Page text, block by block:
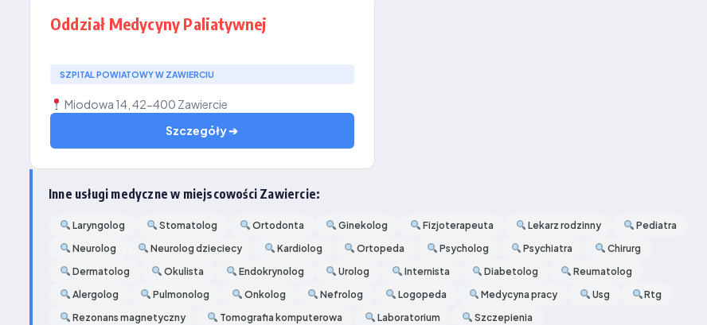
Oddział Medycyny Paliatywnej
SZPITAL POWIATOWY W ZAWIERCIU
Miodowa 14, 42-400 Zawiercie
Szczegóły ➔
Inne usługi medyczne w miejscowości Zawiercie:
Laryngolog Stomatolog Ortodonta Ginekolog Fizjoterapeuta Lekarz rodzinny
Pediatra
Neurolog
Neurolog dzieciecy Kardiolog Ortopeda Psycholog Psychiatra
Chirurg
Dermatolog
Okulista Endokrynolog Urolog Internista Diabetolog
Reumatolog
Alergolog
Pulmonolog Onkolog Nefrolog Logopeda Medycyna pracy Usg
Rtg
Rezonans magnetyczny
Tomografia komputerowa Laboratorium Szczepienia